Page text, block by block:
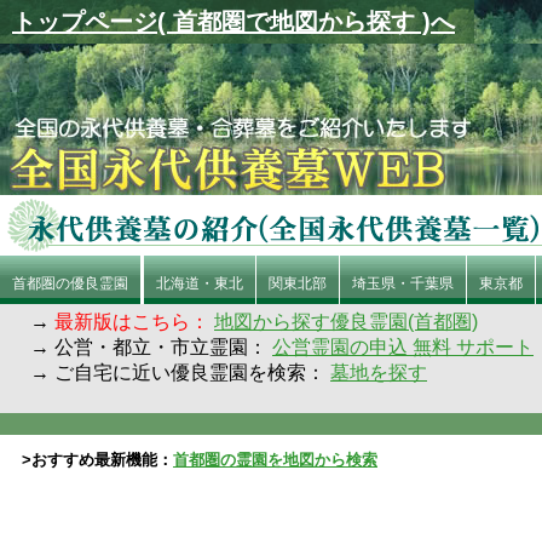
トップページ( 首都圏で地図から探す )へ
首都圏の優良霊園 北海道・東北 関東北部 埼玉県・千葉県 東京都
→ 最新版はこちら：
地図から探す優良霊園(首都圏)
→ 公営・都立・市立霊園： 公営霊園の申込 無料 サポート
→ ご自宅に近い優良霊園を検索： 墓地を探す
>おすすめ最新機能： 首都圏の霊園を地図から検索